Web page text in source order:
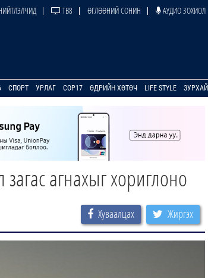
ТВ8 ӨГЛӨӨНИЙ СОНИН АУДИО ЗОХИОЛ
СПОРТ УРЛАГ COP17 ӨДРИЙН ХӨТӨЧ LIFE STYLE ЗУРХАЙ
агнахыг хориглоно
Хуваалцах Жиргэх